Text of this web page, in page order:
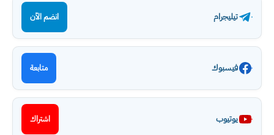
تيليجرام انضم الآن
فيسبوك متابعة
يوتيوب اشتراك